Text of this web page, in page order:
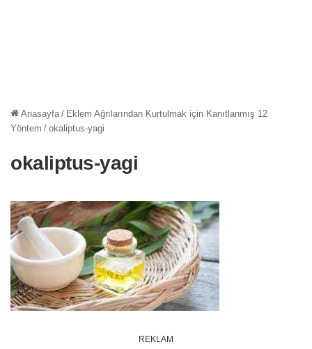
Anasayfa / Eklem Ağrılarından Kurtulmak için Kanıtlanmış 12
Yöntem / okaliptus-yagi
okaliptus-yagi
REKLAM